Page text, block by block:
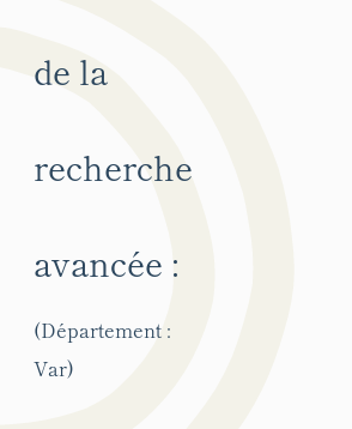
de la
recherche
avancée :
(Département :
Var)